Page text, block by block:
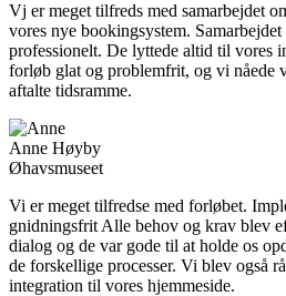
Vj er meget tilfreds med samarbejdet
vores nye bookingsystem.
professionelt. De lyttede altid til vores
forløb glat og problemfrit, og vi nåede
aftalte tidsramme.
Anne Høyby
Øhavsmuseet
Vi er meget tilfredse med forløbet.
gnidningsfrit Alle behov og krav blev
dialog og de var gode til at holde os
de forskellige processer. Vi blev også
integration til vores hjemmeside.